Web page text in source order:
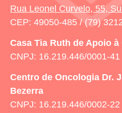
Rua Leonel Curvelo, 55,
CEP: 49050-485 / (79)
Casa Tia Ruth de Apoio à
CNPJ: 16.219.446/0001-41
Centro de Oncologia Dr.
Bezerra
CNPJ: 16.219.446/0002-22